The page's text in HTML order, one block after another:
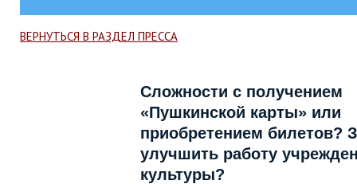
ВЕРНУТЬСЯ В РАЗДЕЛ ПРЕССА
Сложности с получением
«Пушкинской карты» или
приобретением билетов?
улучшить работу
культуры?